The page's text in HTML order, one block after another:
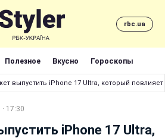
rbc.ua
Полезное Вкусно Гороскопы
выпустить iPhone 17 Ultra, который
17:30
iPhone 17 Ultra,